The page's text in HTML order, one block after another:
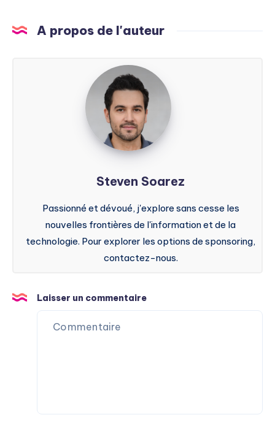
A propos de l'auteur
Steven
Soarez
Steven Soarez
Passionné et dévoué, j'explore sans cesse les
nouvelles frontières de l'information et de la
technologie. Pour explorer les options de sponsoring,
contactez-nous.
Laisser un commentaire